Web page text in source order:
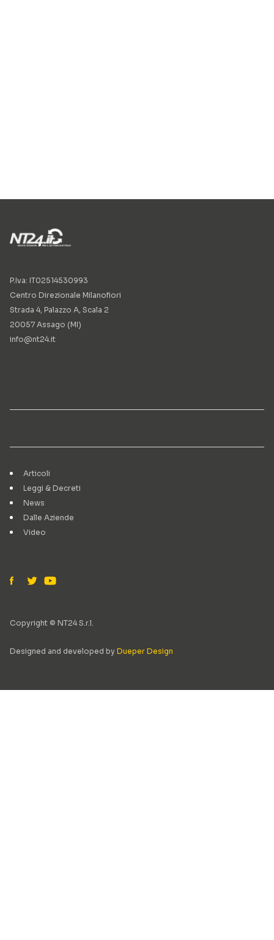
P.Iva: IT02514530993
Centro Direzionale Milanofiori
Strada 4, Palazzo A, Scala 2
20057 Assago (MI)
info@nt24.it
Articoli
Leggi & Decreti
News
Dalle Aziende
Video
Copyright © NT24 S.r.l.
Designed and developed by Dueper Design